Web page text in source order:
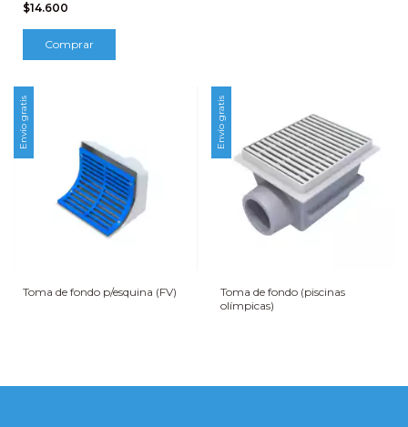
$14.600
Envío gratis
Toma de fondo p/esquina (FV)
Envío gratis
Toma de fondo (piscinas
olímpicas)